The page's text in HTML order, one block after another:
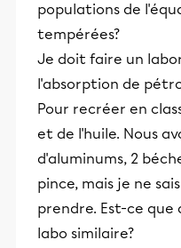
populations de
tempérées?
Je doit faire un
l'absorption de
Pour recréer en
et de l'huile. Nous
d'aluminums, 2
pince, mais je ne
prendre. Est-ce
labo similaire?